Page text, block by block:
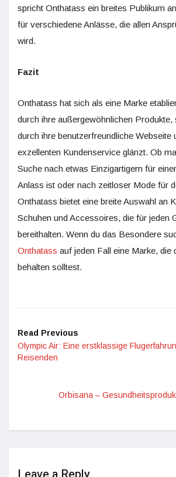
spricht Onthatass ein breites Publikum
für verschiedene Anlässe, die allen
wird.
Fazit
Onthatass hat sich als eine Marke
durch ihre außergewöhnlichen Produkte,
durch ihre benutzerfreundliche Webseite
exzellenten Kundenservice glänzt. Ob
Suche nach etwas Einzigartigem für
Anlass ist oder nach zeitloser Mode für
Onthatass bietet eine breite Auswahl an
Schuhen und Accessoires, die für jeden
bereithalten. Wenn du das Besondere
Onthatass auf jeden Fall eine Marke, die
behalten solltest.
Read Previous
Olympic Air: Eine erstklassige
Reisenden
Orbisana –